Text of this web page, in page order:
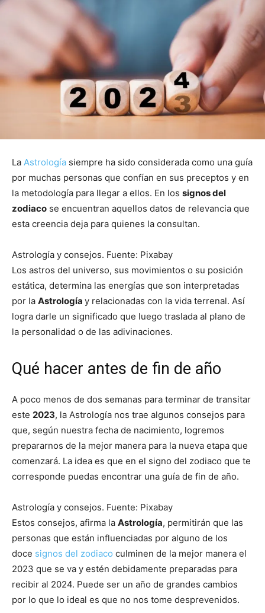
La Astrología siempre ha sido considerada como una guía
por muchas personas que confían en sus preceptos y en
la metodología para llegar a ellos. En los signos del
zodiaco se encuentran aquellos datos de relevancia que
esta creencia deja para quienes la consultan.
Astrología y consejos. Fuente: Pixabay
Los astros del universo, sus movimientos o su posición
estática, determina las energías que son interpretadas
por la Astrología y relacionadas con la vida terrenal. Así
logra darle un significado que luego traslada al plano de
la personalidad o de las adivinaciones.
Qué hacer antes de fin de año
A poco menos de dos semanas para terminar de transitar
este 2023, la Astrología nos trae algunos consejos para
que, según nuestra fecha de nacimiento, logremos
prepararnos de la mejor manera para la nueva etapa que
comenzará. La idea es que en el signo del zodiaco que te
corresponde puedas encontrar una guía de fin de año.
Astrología y consejos. Fuente: Pixabay
Estos consejos, afirma la Astrología, permitirán que las
personas que están influenciadas por alguno de los
doce signos del zodiaco culminen de la mejor manera el
2023 que se va y estén debidamente preparadas para
recibir al 2024. Puede ser un año de grandes cambios
por lo que lo ideal es que no nos tome desprevenidos.